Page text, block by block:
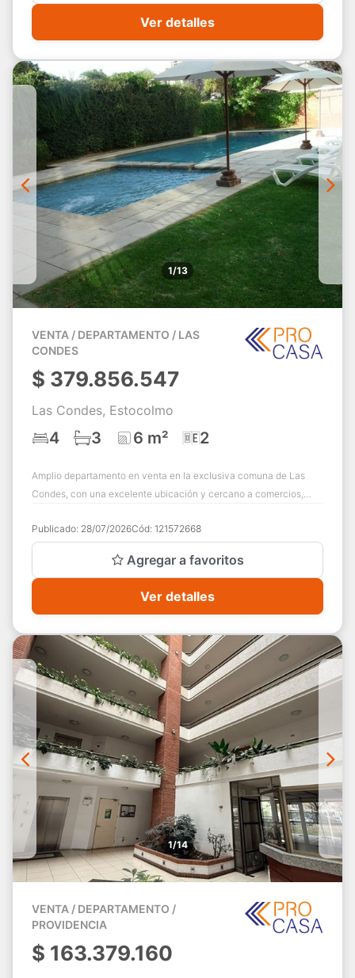
Ver detalles
1/13
VENTA / DEPARTAMENTO / LAS
CONDES
$ 379.856.547
Las Condes, Estocolmo
4 3 6 m² 2
Amplio departamento en venta en la exclusiva comuna de Las
Condes, con una excelente ubicación y cercano a comercios,
Publicado: 28/07/2026Cód: 121572668
Agregar a favoritos
Ver detalles
1/14
VENTA / DEPARTAMENTO /
PROVIDENCIA
$ 163.379.160